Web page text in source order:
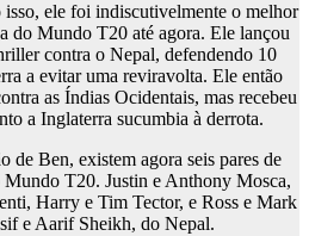
isso, ele foi indiscutivelmente o melhor
do Mundo T20 até agora. Ele lançou
contra o Nepal, defendendo 10
a evitar uma reviravolta. Ele então
as Índias Ocidentais, mas recebeu
a Inglaterra sucumbia à derrota.
de Ben, existem agora seis pares de
Mundo T20. Justin e Anthony Mosca,
Harry e Tim Tector, e Ross e Mark
e Aarif Sheikh, do Nepal.